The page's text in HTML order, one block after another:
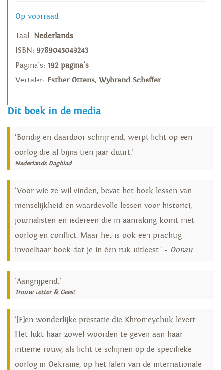
Op voorraad
Taal: Nederlands
ISBN: 9789045049243
Pagina's: 192 pagina's
Vertaler: Esther Ottens, Wybrand Scheffer
Dit boek in de media
‘Bondig en daardoor schrijnend, werpt licht op een
oorlog die al bijna tien jaar duurt.’
Nederlands Dagblad
'Voor wie ze wil vinden, bevat het boek lessen van
menselijkheid en waardevolle lessen voor historici,
journalisten en iedereen die in aanraking komt met
oorlog en conflict. Maar het is ook een prachtig
invoelbaar boek dat je in één ruk uitleest.' - Donau
'Aangrijpend.'
Trouw Letter & Geest
'[E]en wonderlijke prestatie die Khromeychuk levert.
Het lukt haar zowel woorden te geven aan haar
intieme rouw, als licht te schijnen op de specifieke
oorlog in Oekraïne, op het falen van de internationale